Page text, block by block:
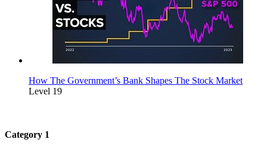
How The Government’s Bank Shapes The Stock Market
Level 19
Category 1